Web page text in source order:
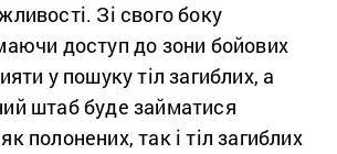
Зі свого боку
доступ до зони бойових
у пошуку тіл загиблих, а
штаб буде займатися
полонених, так і тіл загиблих